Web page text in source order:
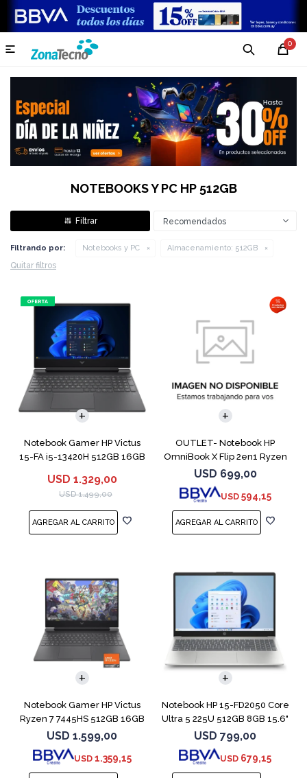
0

NOTEBOOKS Y PC HP 512GB
Recomendados
Filtrando por: Notebooks y PC Almacenamiento: 512GB
Quitar filtros
Notebook Gamer HP Victus
15-FA i5-13420H 512GB 16GB
USD 1.329,00
USD 1.499,00
COMPARAR
OUTLET- Notebook HP
OmniBook X Flip 2en1 Ryzen
5 512GB 8GB
USD 699,00
USD 594,15
COMPARAR
Notebook Gamer HP Victus
Ryzen 7 7445HS 512GB 16GB
RTX 4050
USD 1.599,00
USD 1.359,15
COMPARAR
Notebook HP 15-FD2050 Core
Ultra 5 225U 512GB 8GB 15.6"
USD 799,00
USD 679,15